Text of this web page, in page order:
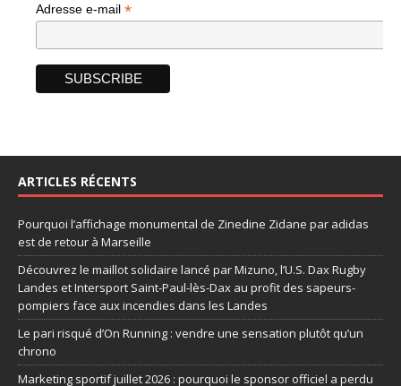
Adresse e-mail *
ARTICLES RÉCENTS
Pourquoi l’affichage monumental de Zinedine Zidane par adidas
est de retour à Marseille
Découvrez le maillot solidaire lancé par Mizuno, l’U.S. Dax Rugby
Landes et Intersport Saint-Paul-lès-Dax au profit des sapeurs-
pompiers face aux incendies dans les Landes
Le pari risqué d’On Running : vendre une sensation plutôt qu’un
chrono
Marketing sportif juillet 2026 : pourquoi le sponsor officiel a perdu